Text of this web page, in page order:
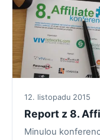
12. listopadu 2015
Report z 8.
Minulou